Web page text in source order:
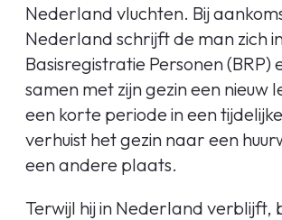
Nederland vluchten. Bij
Nederland schrijft de man zich
Basisregistratie Personen (BRP)
samen met zijn gezin een nieuw
een korte periode in een
verhuist het gezin naar een
een andere plaats.
Terwijl hij in Nederland verblijft,